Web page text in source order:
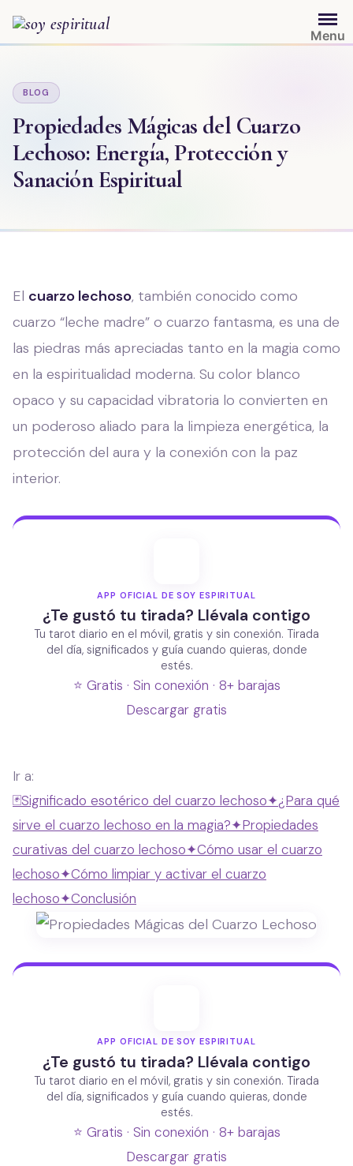
contenido
Menu
BLOG
Propiedades Mágicas del Cuarzo
Lechoso: Energía, Protección y
Sanación Espiritual
El cuarzo lechoso, también conocido como
cuarzo “leche madre” o cuarzo fantasma, es una de
las piedras más apreciadas tanto en la magia como
en la espiritualidad moderna. Su color blanco
opaco y su capacidad vibratoria lo convierten en
un poderoso aliado para la limpieza energética, la
protección del aura y la conexión con la paz
interior.
APP OFICIAL DE SOY ESPIRITUAL
¿Te gustó tu tirada? Llévala contigo
Tu tarot diario en el móvil, gratis y sin conexión. Tirada
del día, significados y guía cuando quieras, donde
estés.
⭐ Gratis · Sin conexión · 8+ barajas
Descargar gratis
Ir a:
🃏Significado esotérico del cuarzo lechoso✦¿Para qué
sirve el cuarzo lechoso en la magia?✦Propiedades
curativas del cuarzo lechoso✦Cómo usar el cuarzo
lechoso✦Cómo limpiar y activar el cuarzo
lechoso✦Conclusión
APP OFICIAL DE SOY ESPIRITUAL
¿Te gustó tu tirada? Llévala contigo
Tu tarot diario en el móvil, gratis y sin conexión. Tirada
del día, significados y guía cuando quieras, donde
estés.
⭐ Gratis · Sin conexión · 8+ barajas
Descargar gratis